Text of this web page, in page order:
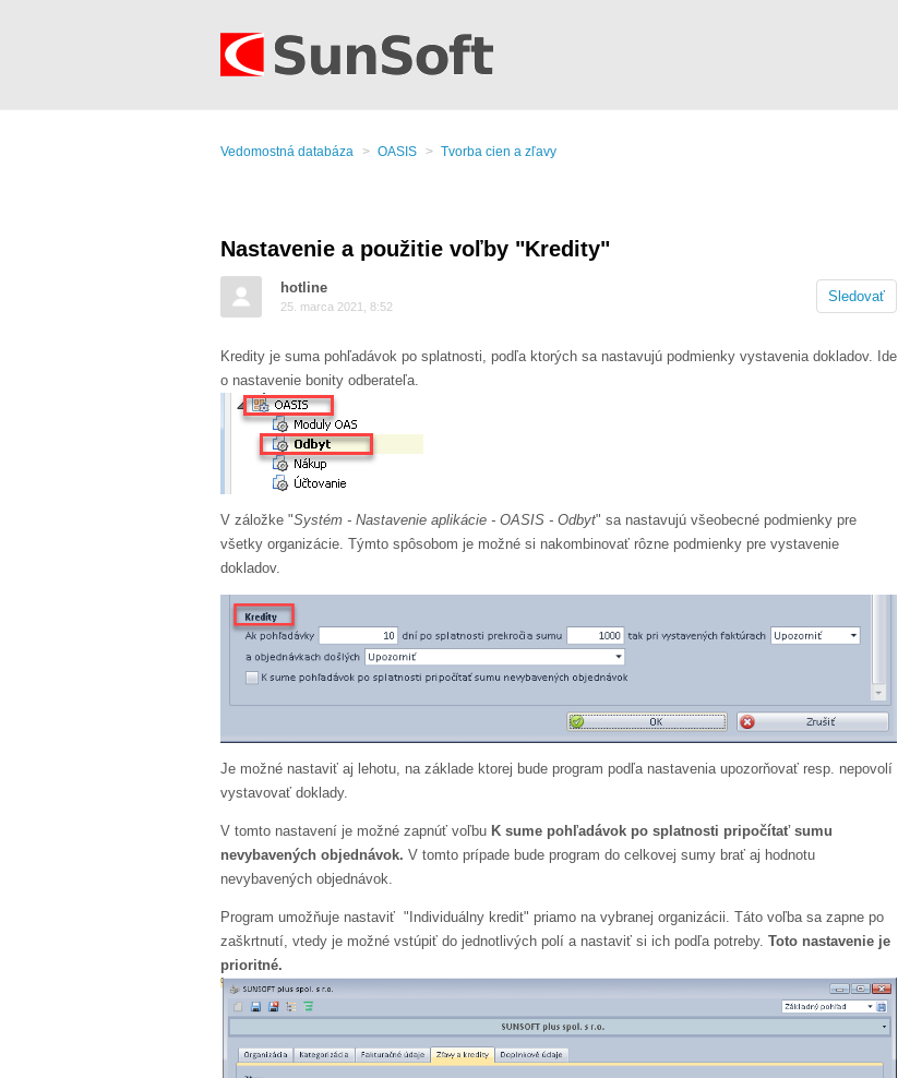
Vedomostná databáza OASIS Tvorba cien a zľavy
Nastavenie a použitie voľby "Kredity"
hotline
25. marca 2021, 8:52
Sledovať
Kredity je suma pohľadávok po splatnosti, podľa ktorých sa nastavujú podmienky vystavenia dokladov. Ide
o nastavenie bonity odberateľa.
V záložke "Systém - Nastavenie aplikácie - OASIS - Odbyt" sa nastavujú všeobecné podmienky pre
všetky organizácie. Týmto spôsobom je možné si nakombinovať rôzne podmienky pre vystavenie
dokladov.
Je možné nastaviť aj lehotu, na základe ktorej bude program podľa nastavenia upozorňovať resp. nepovolí
vystavovať doklady.
V tomto nastavení je možné zapnúť voľbu K sume pohľadávok po splatnosti pripočítať sumu
nevybavených objednávok. V tomto prípade bude program do celkovej sumy brať aj hodnotu
nevybavených objednávok.
Program umožňuje nastaviť "Individuálny kredit" priamo na vybranej organizácii. Táto voľba sa zapne po
zaškrtnutí, vtedy je možné vstúpiť do jednotlivých polí a nastaviť si ich podľa potreby. Toto nastavenie je
prioritné.